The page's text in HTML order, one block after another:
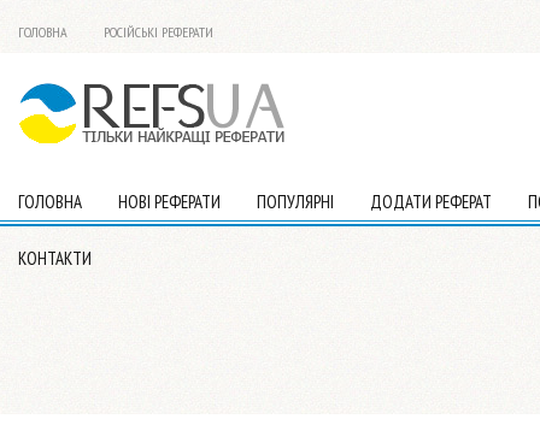
ГОЛОВНА РОСІЙСЬКІ РЕФЕРАТИ
ГОЛОВНА НОВІ РЕФЕРАТИ ПОПУЛЯРНІ ДОДАТИ РЕФЕРАТ
КОНТАКТИ